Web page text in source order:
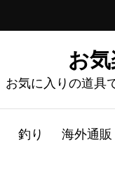
お
お気に入りの道具
釣り 海外通販